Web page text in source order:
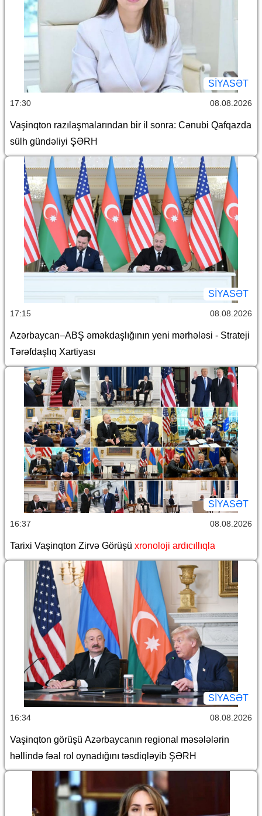
SİYASƏT
17:30 08.08.2026
Vaşinqton razılaşmalarından bir il sonra: Cənubi Qafqazda
sülh gündəliyi ŞƏRH
SİYASƏT
17:15 08.08.2026
Azərbaycan–ABŞ əməkdaşlığının yeni mərhələsi - Strateji
Tərəfdaşlıq Xartiyası
SİYASƏT
16:37 08.08.2026
Tarixi Vaşinqton Zirvə Görüşü xronoloji ardıcıllıqla
SİYASƏT
16:34 08.08.2026
Vaşinqton görüşü Azərbaycanın regional məsələlərin
həllində fəal rol oynadığını təsdiqləyib ŞƏRH